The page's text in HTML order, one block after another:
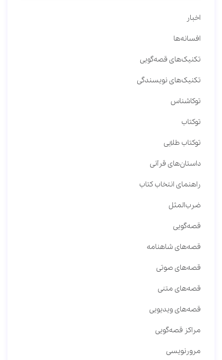
اخبار
افسانه‌ها
تکنیک‌های قصه‌گویی
تکنیک‌های نویسندگی
توکاشناس
توکتاب
توکتاب طلایی
داستان‌های قرآنی
راهنمای انتخاب کتاب
ضرب‌المثل
قصه‌گویی
قصه‌های شاهنامه
قصه‌های صوتی
قصه‌های متنی
قصه‌های ویدیویی
مراکز قصه‌گویی
مرورنویسی